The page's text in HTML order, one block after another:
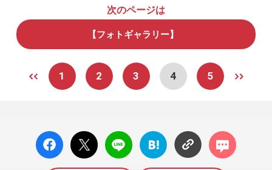
次のページは
【フォトギャラリー】
1 2 3 4 5
facebo
ok い
X ポス
ト
LINE
はてな
ブック
コメン
ト